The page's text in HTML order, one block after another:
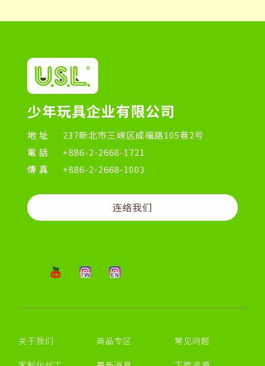
少年玩具企业有限公司
地址
237新北市三峡区成福路105巷2号
電話
+886-2-2668-1721
傳真
+886-2-2668-1003
连络我们
关于我们 商品专区 常见问题